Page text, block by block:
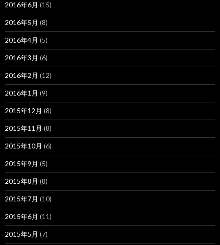
2016年6月 (15)
2016年5月 (8)
2016年4月 (5)
2016年3月 (6)
2016年2月 (12)
2016年1月 (9)
2015年12月 (8)
2015年11月 (8)
2015年10月 (6)
2015年9月 (5)
2015年8月 (8)
2015年7月 (10)
2015年6月 (11)
2015年5月 (7)